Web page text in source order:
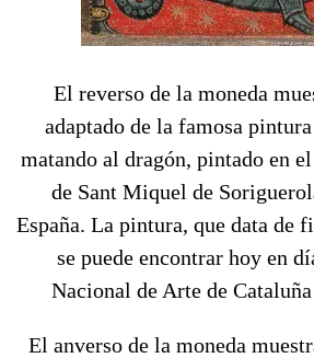
El reverso de la moneda
adaptado de la famosa
matando al dragón, pintado en
de Sant Miquel de
España. La pintura, que data de
se puede encontrar hoy en
Nacional de Arte de
El anverso de la moneda